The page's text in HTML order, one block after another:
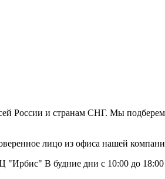
России и странам СНГ. Мы
лицо из офиса нашей
"Ирбис" В будние дни с 10:00 до